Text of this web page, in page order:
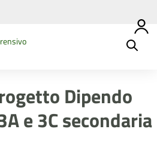
Dipendo
e 3C secondaria